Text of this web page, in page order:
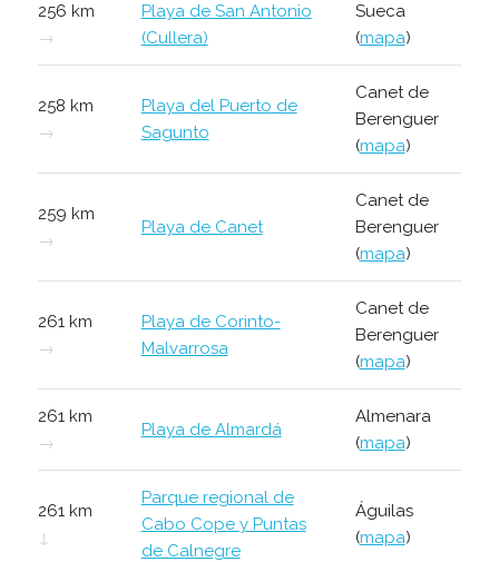
256 km
→
Playa de San Antonio
(Cullera)
Sueca
(mapa)
258 km
→
Playa del Puerto de
Sagunto
Canet de
Berenguer
(mapa)
259 km
→
Playa de Canet
Canet de
Berenguer
(mapa)
261 km
→
Playa de Corinto-
Malvarrosa
Canet de
Berenguer
(mapa)
261 km
→
Playa de Almardá
Almenara
(mapa)
261 km
↓
Parque regional de
Cabo Cope y Puntas
de Calnegre
Águilas
(mapa)